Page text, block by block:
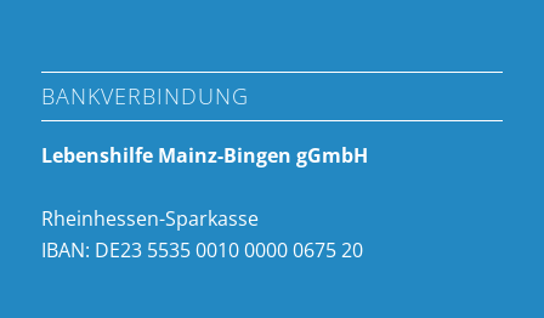
BANKVERBINDUNG
Lebenshilfe Mainz-Bingen gGmbH
Rheinhessen-Sparkasse
IBAN: DE23 5535 0010 0000 0675 20